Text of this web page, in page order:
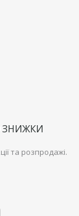
ЗНИЖКИ
та розпродажі.